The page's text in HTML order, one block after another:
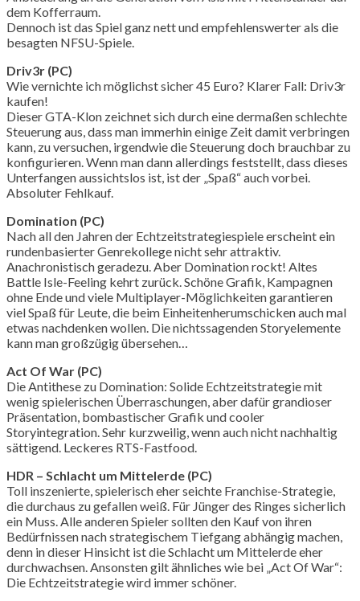
dem Kofferraum.
Dennoch ist das Spiel ganz nett und empfehlenswerter als die
besagten NFSU-Spiele.
Driv3r (PC)
Wie vernichte ich möglichst sicher 45 Euro? Klarer Fall: Driv3r
kaufen!
Dieser GTA-Klon zeichnet sich durch eine dermaßen schlechte
Steuerung aus, dass man immerhin einige Zeit damit verbringen
kann, zu versuchen, irgendwie die Steuerung doch brauchbar zu
konfigurieren. Wenn man dann allerdings feststellt, dass dieses
Unterfangen aussichtslos ist, ist der „Spaß“ auch vorbei.
Absoluter Fehlkauf.
Domination (PC)
Nach all den Jahren der Echtzeitstrategiespiele erscheint ein
rundenbasierter Genrekollege nicht sehr attraktiv.
Anachronistisch geradezu. Aber Domination rockt! Altes
Battle Isle-Feeling kehrt zurück. Schöne Grafik, Kampagnen
ohne Ende und viele Multiplayer-Möglichkeiten garantieren
viel Spaß für Leute, die beim Einheitenherumschicken auch mal
etwas nachdenken wollen. Die nichtssagenden Storyelemente
kann man großzügig übersehen…
Act Of War (PC)
Die Antithese zu Domination: Solide Echtzeitstrategie mit
wenig spielerischen Überraschungen, aber dafür grandioser
Präsentation, bombastischer Grafik und cooler
Storyintegration. Sehr kurzweilig, wenn auch nicht nachhaltig
sättigend. Leckeres RTS-Fastfood.
HDR – Schlacht um Mittelerde (PC)
Toll inszenierte, spielerisch eher seichte Franchise-Strategie,
die durchaus zu gefallen weiß. Für Jünger des Ringes sicherlich
ein Muss. Alle anderen Spieler sollten den Kauf von ihren
Bedürfnissen nach strategischem Tiefgang abhängig machen,
denn in dieser Hinsicht ist die Schlacht um Mittelerde eher
durchwachsen. Ansonsten gilt ähnliches wie bei „Act Of War“:
Die Echtzeitstrategie wird immer schöner.